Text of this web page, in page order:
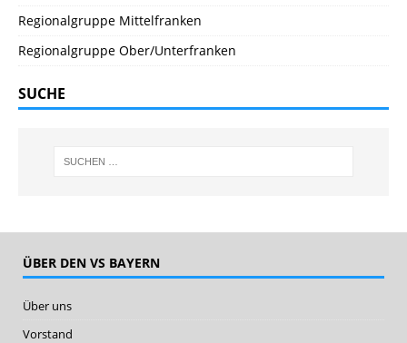
Regionalgruppe Mittelfranken
Regionalgruppe Ober/Unterfranken
SUCHE
ÜBER DEN VS BAYERN
Über uns
Vorstand